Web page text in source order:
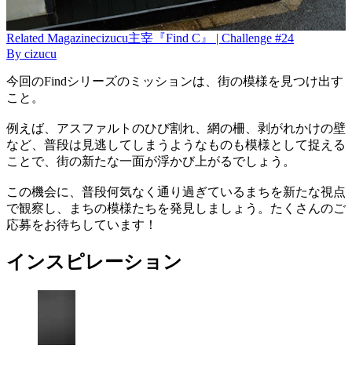
Related Magazinecizucu主宰『Find C』 | Challenge #24
By cizucu
今回のFindシリーズのミッションは、街の模様を見つけ出す
こと。
例えば、アスファルトのひび割れ、網の柵、剥がれかけの壁
など、普段は見逃してしまうようなものも模様として捉える
ことで、街の新たな一面が浮かび上がるでしょう。
この機会に、普段何気なく通り過ぎているまちを新たな視点
で観察し、まちの模様たちを発見しましょう。たくさんのご
応募をお待ちしています！
インスピレーション